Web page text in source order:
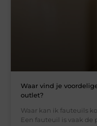
Waar vind je
outlet?
Waar kan ik fauteuils
Een fauteuil is vaak de